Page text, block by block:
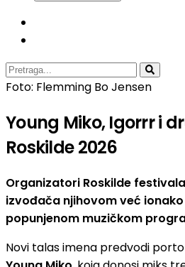
Foto: Flemming Bo Jensen
Young Miko, Igorrr i
Roskilde 2026
Organizatori Roskilde
izvođača njihovom već
popunjenom muzičkom
Novi talas imena predvodi